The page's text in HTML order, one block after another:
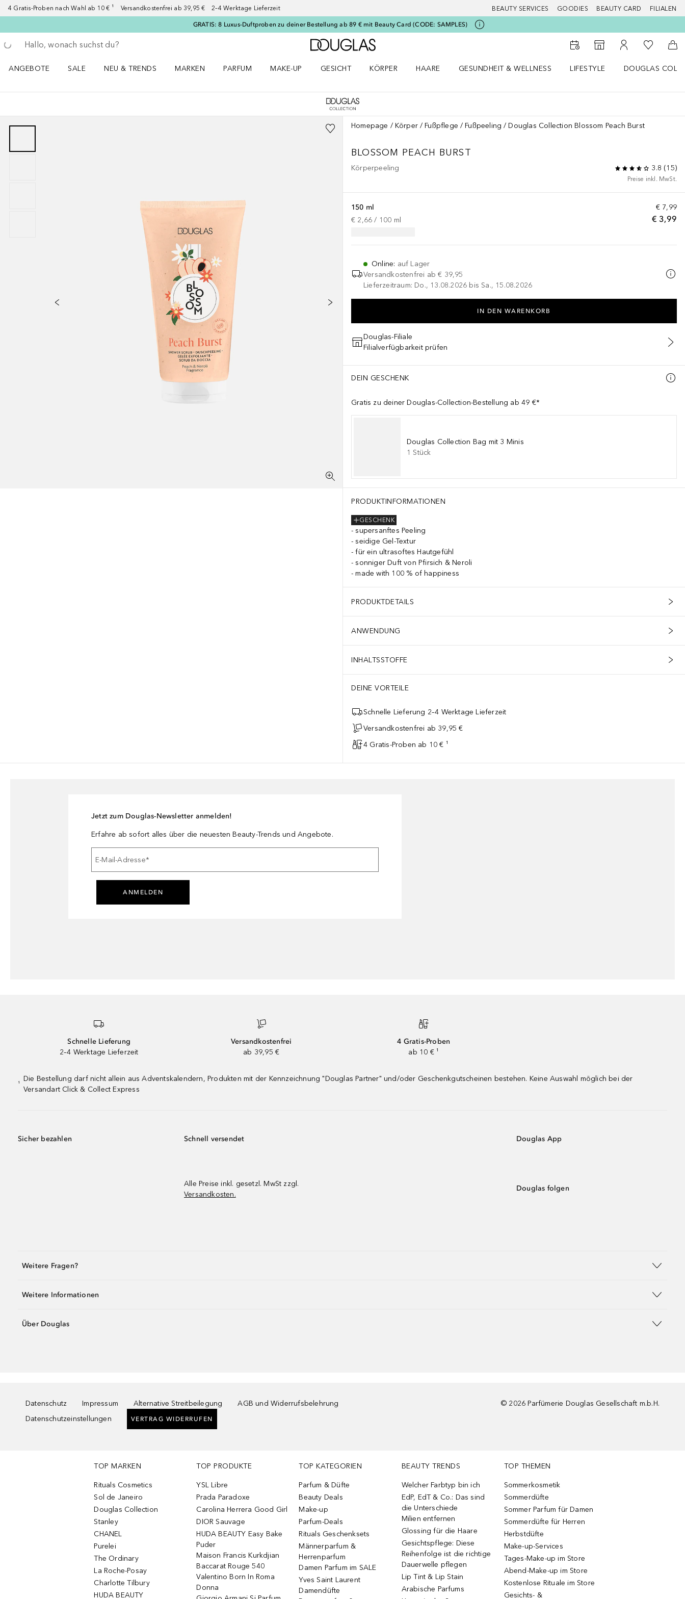
4 Gratis-Proben nach Wahl ab 10 € ¹ Versandkostenfrei ab 39,95 € 2–4 Werktage Lieferzeit BEAUTY SERVICES GOODIES BEAUTY CARD FILIALEN
GRATIS: 8 Luxus-Duftproben zu deiner Bestellung ab 89 € mit Beauty Card (CODE: SAMPLES)
Gehe zurück
Suche ausführen
Zur Douglas Startseite
Zum Storefinder
Zu Meinem
Zu Meiner
ANGEBOTE
SALE
NEU & TRENDS
MARKEN
PARFUM
MAKE-UP
GESICHT
KÖRPER
HAARE
GESUNDHEIT & WELLNESS
LIFESTYLE
DOUGLAS
Homepage Körper Fußpflege Fußpeeling Douglas Collection Blossom Peach Burst
BLOSSOM PEACH BURST
Körperpeeling 3.8 (15)
Preise inkl. MwSt.
€ 7,99
€ 3,99
150 ml
€ 2,66 / 100 ml
Online: auf Lager
Versandkostenfrei ab € 39,95
Lieferzeitraum: Do., 13.08.2026 bis Sa., 15.08.2026
IN DEN WARENKORB
Douglas-Filiale
Filialverfügbarkeit prüfen
DEIN GESCHENK
Gratis zu deiner Douglas-Collection-Bestellung ab 49 €*
Douglas Collection Bag mit 3 Minis
1 Stück
PRODUKTINFORMATIONEN
GESCHENK
supersanftes Peeling
seidige Gel-Textur
für ein ultrasoftes Hautgefühl
sonniger Duft von Pfirsich & Neroli
made with 100 % of happiness
PRODUKTDETAILS
ANWENDUNG
INHALTSSTOFFE
DEINE VORTEILE
Schnelle Lieferung 2–4 Werktage Lieferzeit
Versandkostenfrei ab 39,95 €
4 Gratis-Proben ab 10 € ¹
Jetzt zum Douglas-Newsletter anmelden!
Erfahre ab sofort alles über die neuesten Beauty-Trends und Angebote.
E-Mail-Adresse*
ANMELDEN
Schnelle Lieferung
2–4 Werktage Lieferzeit
Versandkostenfrei
ab 39,95 €
4 Gratis-Proben
ab 10 € ¹
¹
Die Bestellung darf nicht allein aus Adventskalendern, Produkten mit der Kennzeichnung "Douglas Partner" und/oder Geschenkgutscheinen bestehen. Keine Auswahl möglich bei der
Versandart Click & Collect Express
Sicher bezahlen Schnell versendet
Alle Preise inkl. gesetzl. MwSt zzgl.
Versandkosten.
Douglas App
Douglas folgen
Weitere Fragen?
Weitere Informationen
Über Douglas
Datenschutz Impressum Alternative Streitbeilegung
AGB und Widerrufsbelehrung
Datenschutzeinstellungen
VERTRAG WIDERRUFEN
© 2026 Parfümerie Douglas Gesellschaft m.b.H.
TOP MARKEN
Rituals Cosmetics
Sol de Janeiro
Douglas Collection
Stanley
CHANEL
Purelei
The Ordinary
La Roche-Posay
Charlotte Tilbury
HUDA BEAUTY
TOP PRODUKTE
YSL Libre
Prada Paradoxe
Carolina Herrera Good Girl
DIOR Sauvage
HUDA BEAUTY Easy Bake
Puder
Maison Francis Kurkdjian
Baccarat Rouge 540
Valentino Born In Roma
Donna
TOP KATEGORIEN
Parfum & Düfte
Beauty Deals
Make-up
Parfum-Deals
Rituals Geschenksets
Männerparfum &
Herrenparfum
Damen Parfum im SALE
Yves Saint Laurent
Damendüfte
BEAUTY TRENDS
Welcher Farbtyp bin ich
EdP, EdT & Co.: Das sind
die Unterschiede
Milien entfernen
Glossing für die Haare
Gesichtspflege: Diese
Reihenfolge ist die richtige
Dauerwelle pflegen
Lip Tint & Lip Stain
Arabische Parfums
TOP THEMEN
Sommerkosmetik
Sommerdüfte
Sommer Parfum für Damen
Sommerdüfte für Herren
Herbstdüfte
Make-up-Services
Tages-Make-up im Store
Abend-Make-up im Store
Kostenlose Rituale im Store
Gesichts- &